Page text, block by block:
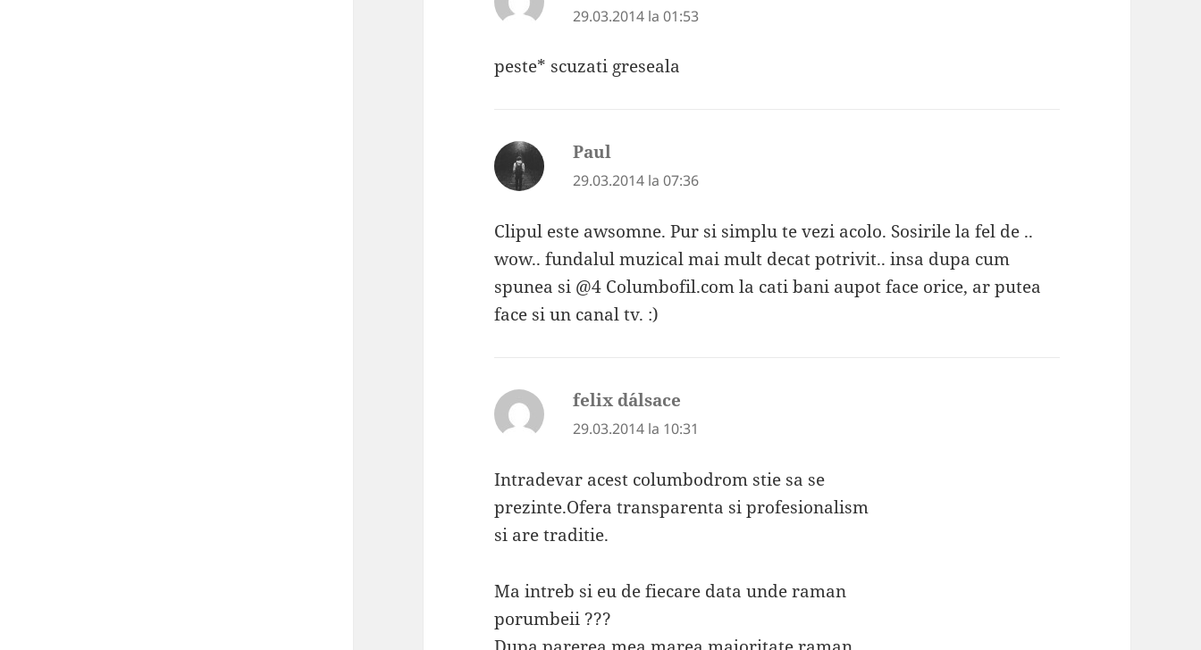
29.03.2014 la 01:53
peste* scuzati greseala
Paul
29.03.2014 la 07:36
Clipul este awsomne. Pur si simplu te vezi acolo. Sosirile la fel de ..
wow.. fundalul muzical mai mult decat potrivit.. insa dupa cum
spunea si @4 Columbofil.com la cati bani aupot face orice, ar putea
face si un canal tv. :)
felix d´alsace
29.03.2014 la 10:31
Intradevar acest columbodrom stie sa se
prezinte.Ofera transparenta si profesionalism
si are traditie.
Ma intreb si eu de fiecare data unde raman
porumbeii ???